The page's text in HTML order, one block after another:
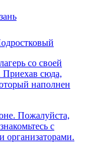
со своей
Приехав сюда,
наполнен
Пожалуйста,
с
организаторами.